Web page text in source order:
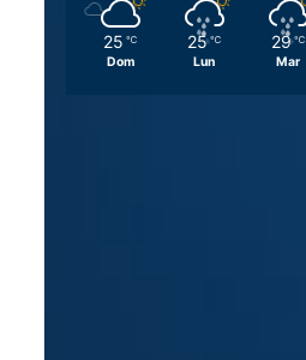
25 ℃
Dom
25 ℃
Lun
29 ℃
Mar